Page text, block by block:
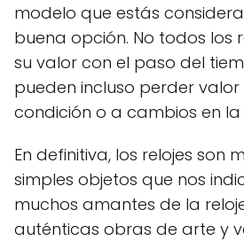
modelo que estás
buena opción. No todos los
su valor con el paso del
pueden incluso perder
condición o a cambios en
En definitiva, los relojes son
simples objetos que nos
muchos amantes de la
auténticas obras de arte y